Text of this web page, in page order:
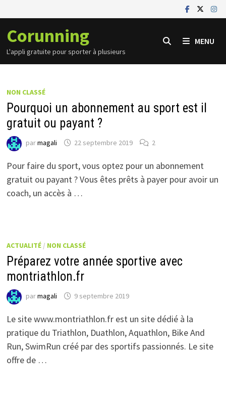
au
contenu
Corunning
L'appli gratuite pour sporter à plusieurs
MENU
NON CLASSÉ
Pourquoi un abonnement au sport est il
gratuit ou payant ?
parmagali 22 septembre 2019 2
Pour faire du sport, vous optez pour un abonnement
gratuit ou payant ? Vous êtes prêts à payer pour avoir un
coach, un accès à …
ACTUALITÉ / NON CLASSÉ
Préparez votre année sportive avec
montriathlon.fr
parmagali 9 septembre 2019
Le site www.montriathlon.fr est un site dédié à la
pratique du Triathlon, Duathlon, Aquathlon, Bike And
Run, SwimRun créé par des sportifs passionnés. Le site
offre de …